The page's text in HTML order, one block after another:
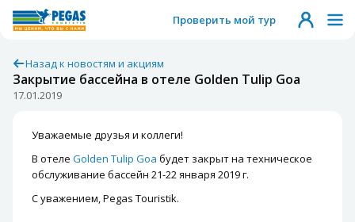
Проверить мой тур
Назад к новостям и акциям
Закрытие бассейна в отеле Golden Tulip Goa
17.01.2019
Уважаемые друзья и коллеги!
В отеле Golden Tulip Goa будет закрыт на техническое
обслуживание бассейн 21-22 января 2019 г.
С уважением, Pegas Touristik.